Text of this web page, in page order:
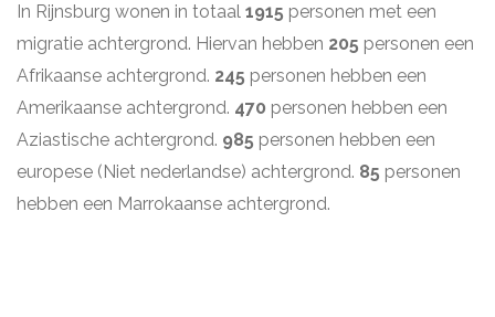
In Rijnsburg wonen in totaal 1915 personen met een
migratie achtergrond. Hiervan hebben 205 personen een
Afrikaanse achtergrond. 245 personen hebben een
Amerikaanse achtergrond. 470 personen hebben een
Aziastische achtergrond. 985 personen hebben een
europese (Niet nederlandse) achtergrond. 85 personen
hebben een Marrokaanse achtergrond.